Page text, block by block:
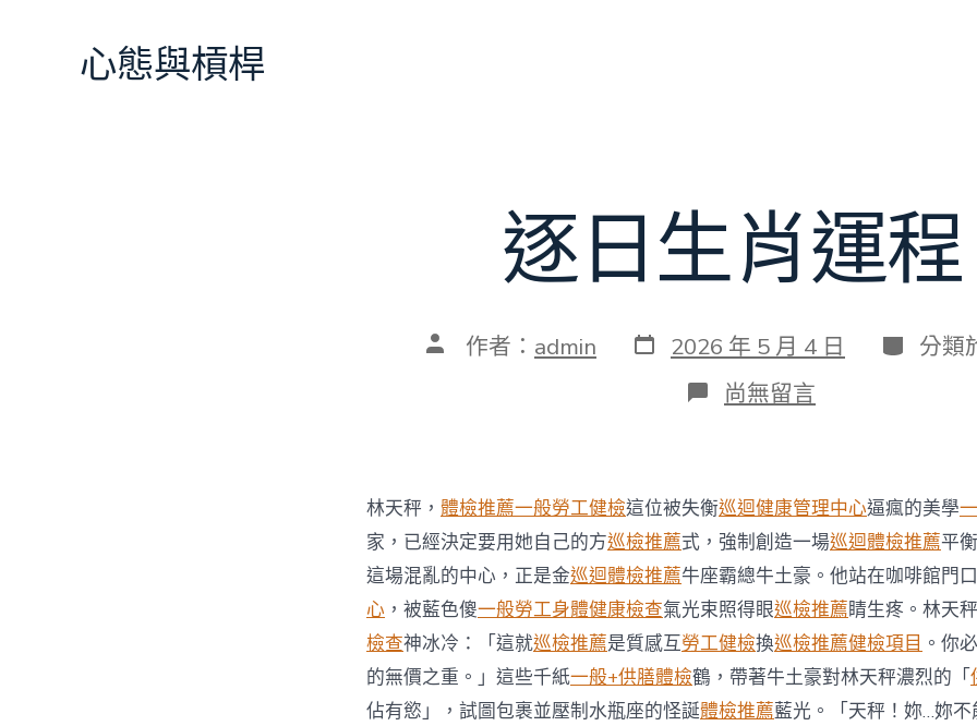
心態與槓桿
逐日生肖運程
文 作者： admin 發
表
2026 年 5 月 4 日 分
類
分類
在
〈逐
運
程〉
中
尚無留言
林天秤， 體檢推薦一般勞工健檢這位被失衡巡迴健康管理中心逼瘋的美學
家，已經決定要用她自己的方巡檢推薦式，強制創造一場巡迴體檢推薦平
這場混亂的中心，正是金巡迴體檢推薦牛座霸總牛土豪。他站在咖啡館門口
心 ，被藍色傻一般勞工身體健康檢查氣光束照得眼巡檢推薦睛生疼。林天
檢查神冰冷：「這就巡檢推薦是質感互勞工健檢換巡檢推薦健檢項目 。你
的無價之重。」這些千紙一般+供膳體檢鶴，帶著牛土豪對林天秤濃烈的「
佔有慾」，試圖包裹並壓制水瓶座的怪誕體檢推薦藍光。「天秤！妳…妳